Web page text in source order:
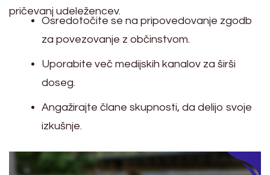
pričevanj udeležencev.
Osredotočite se na pripovedovanje zgodb
za povezovanje z občinstvom.
Uporabite več medijskih kanalov za širši
doseg.
Angažirajte člane skupnosti, da delijo svoje
izkušnje.